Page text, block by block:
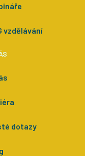
vzdělávání
dotazy